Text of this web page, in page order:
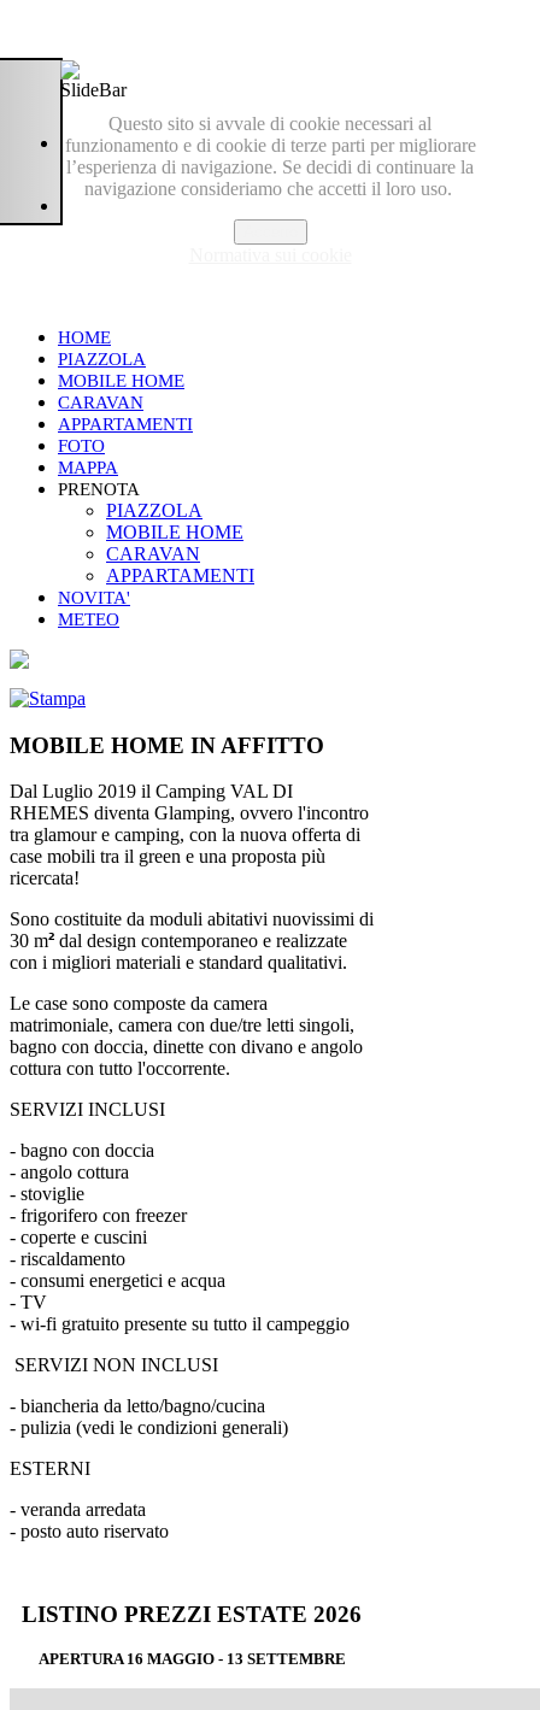
Questo sito si avvale di cookie necessari al
funzionamento e di cookie di terze parti per migliorare
l’esperienza di navigazione. Se decidi di continuare la
navigazione consideriamo che accetti il loro uso.
HOME
PIAZZOLA
MOBILE HOME
CARAVAN
APPARTAMENTI
FOTO
MAPPA
PRENOTA
PIAZZOLA
MOBILE HOME
CARAVAN
APPARTAMENTI
NOVITA'
METEO
MOBILE HOME IN AFFITTO
Dal Luglio 2019 il Camping VAL DI
RHEMES diventa Glamping, ovvero l'incontro
tra glamour e camping, con la nuova offerta di
case mobili tra il green e una proposta più
ricercata!
Sono costituite da moduli abitativi nuovissimi di
30 m² dal design contemporaneo e realizzate
con i migliori materiali e standard qualitativi.
Le case sono composte da camera
matrimoniale, camera con due/tre letti singoli,
bagno con doccia, dinette con divano e angolo
cottura con tutto l'occorrente.
SERVIZI INCLUSI
- bagno con doccia
- angolo cottura
- stoviglie
- frigorifero con freezer
- coperte e cuscini
- riscaldamento
- consumi energetici e acqua
- TV
- wi-fi gratuito presente su tutto il campeggio
SERVIZI NON INCLUSI
- biancheria da letto/bagno/cucina
- pulizia (vedi le condizioni generali)
ESTERNI
- veranda arredata
- posto auto riservato
LISTINO PREZZI ESTATE 2026
APERTURA 16 MAGGIO - 13 SETTEMBRE